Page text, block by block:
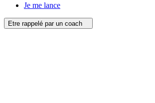
Je me lance
Etre rappelé par un coach